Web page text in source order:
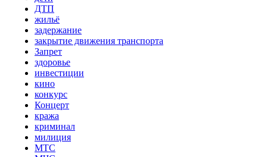
ДТП
жильё
задержание
закрытие движения транспорта
Запрет
здоровье
инвестиции
кино
конкурс
Концерт
кража
криминал
милиция
МТС